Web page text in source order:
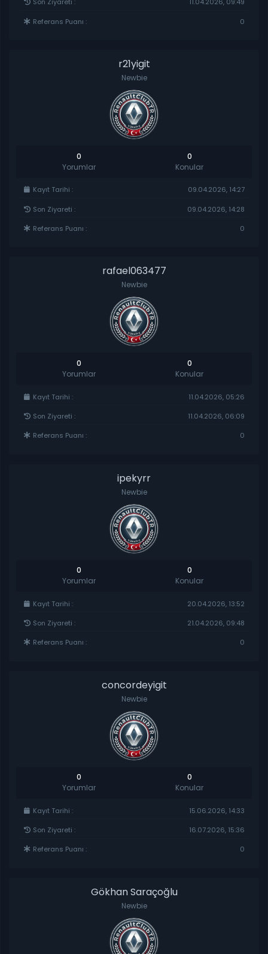
Son Ziyareti : 11.04.2026, 09:49
Referans Puanı : 0
r21yigit
Newbie
0
Yorumlar
0
Konular
Kayıt Tarihi : 09.04.2026, 14:27
Son Ziyareti : 09.04.2026, 14:28
Referans Puanı : 0
rafael063477
Newbie
0
Yorumlar
0
Konular
Kayıt Tarihi : 11.04.2026, 05:26
Son Ziyareti : 11.04.2026, 06:09
Referans Puanı : 0
ipekyrr
Newbie
0
Yorumlar
0
Konular
Kayıt Tarihi : 20.04.2026, 13:52
Son Ziyareti : 21.04.2026, 09:48
Referans Puanı : 0
concordeyigit
Newbie
0
Yorumlar
0
Konular
Kayıt Tarihi : 15.06.2026, 14:33
Son Ziyareti : 16.07.2026, 15:36
Referans Puanı : 0
Gökhan Saraçoğlu
Newbie